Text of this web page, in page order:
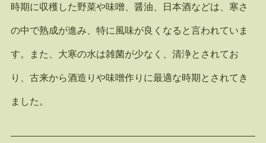
時期に収穫した野菜や味噌、醤油、日本酒などは、寒さ
の中で熟成が進み、特に風味が良くなると言われていま
す。また、大寒の水は雑菌が少なく、清浄とされてお
り、古来から酒造りや味噌作りに最適な時期とされてき
ました。